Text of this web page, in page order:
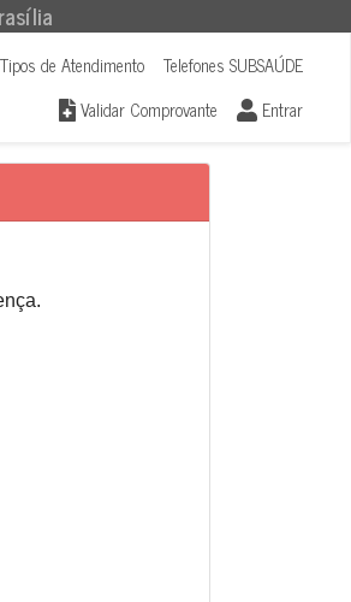
Tipos de Atendimento
Telefones SUBSAÚDE
Validar Comprovante
Entrar